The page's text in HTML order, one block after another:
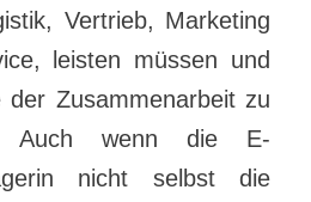
Vertrieb, Marketing
leisten müssen und
der Zusammenarbeit zu
Auch wenn die E-
nicht selbst die